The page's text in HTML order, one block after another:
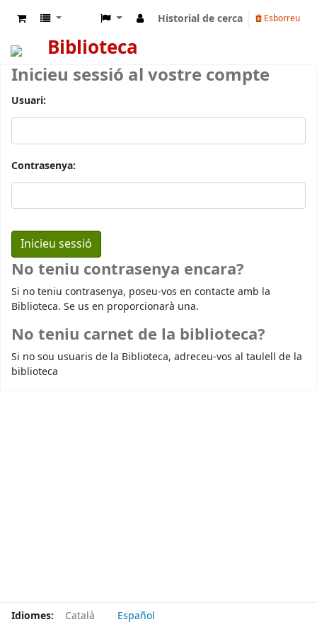
Historial de cerca Esborreu
Biblioteca
Inicieu sessió al vostre compte
Usuari:
Contrasenya:
No teniu contrasenya encara?
Si no teniu contrasenya, poseu-vos en contacte amb la
Biblioteca. Se us en proporcionarà una.
No teniu carnet de la biblioteca?
Si no sou usuaris de la Biblioteca, adreceu-vos al taulell de la
biblioteca
Idiomes: Català Español